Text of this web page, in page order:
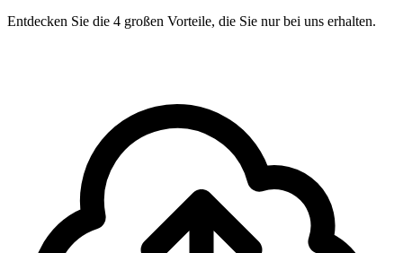
Entdecken Sie die 4 großen Vorteile, die Sie nur bei uns erhalten.